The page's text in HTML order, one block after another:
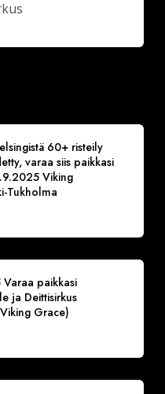
60+ risteily
varaa siis paikkasi
Viking
Tukholma
paikkasi
ja Deittisirkus
Grace)